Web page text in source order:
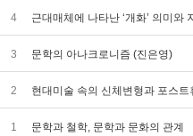
4 근대매체에 나타난 ‘개화’ 의미와
3 문학의 아나크로니즘 (진은영)
2 현대미술 속의 신체변형과 포스
1 문학과 철학, 문학과 문화의 관계